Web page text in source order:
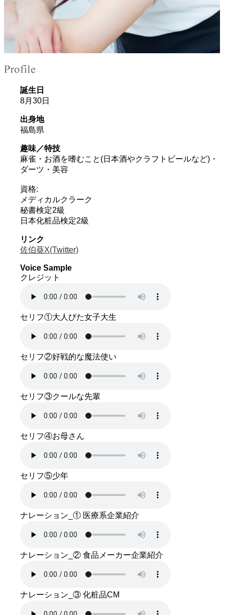
誕生日
8月30日
出身地
福島県
趣味／特技
麻雀・お酒を嗜むこと(日本酒やクラフトビールなど)・
ダーツ・美容
資格:
メディカルクラーク
秘書検定2級
日本化粧品検定2級
リンク
佐伯葵X(Twitter)
Voice Sample
クレジット
セリフ①大人びた女子大生
セリフ②好戦的な魔法使い
セリフ③クールな先輩
セリフ④お母さん
セリフ⑤少年
ナレーション_① 医療系企業紹介
ナレーション_② 食品メーカー企業紹介
ナレーション_③ 化粧品CM